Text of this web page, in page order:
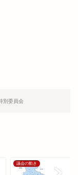
別委員会
議会の動き